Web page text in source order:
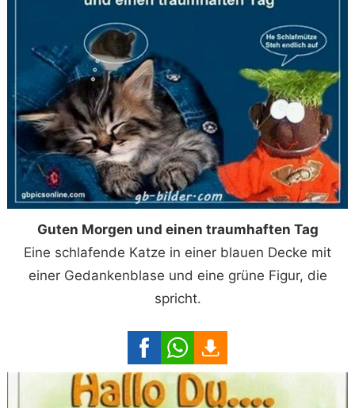
Guten Morgen und einen traumhaften Tag
Eine schlafende Katze in einer blauen Decke mit
einer Gedankenblase und eine grüne Figur, die
spricht.